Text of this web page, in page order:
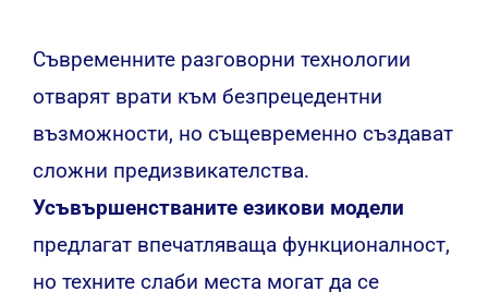
Съвременните разговорни технологии
отварят врати към безпрецедентни
възможности, но същевременно създават
сложни предизвикателства.
Усъвършенстваните езикови модели
предлагат впечатляваща функционалност,
но техните слаби места могат да се